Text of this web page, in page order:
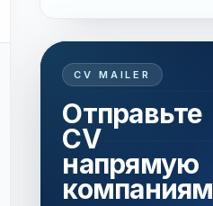
CV MAILER
Отправьте
CV
напрямую
компаниям